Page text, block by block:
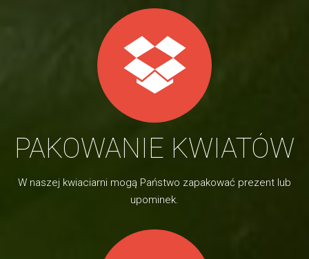
PAKOWANIE KWIATÓW
W naszej kwiaciarni mogą Państwo zapakować prezent lub
upominek.